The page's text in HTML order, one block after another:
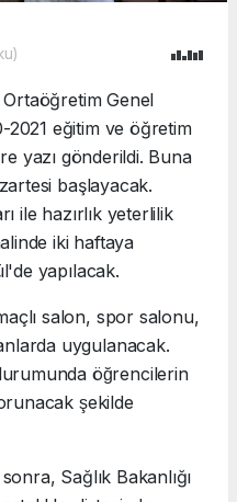
Ortaöğretim Genel
eğitim ve öğretim
yazı gönderildi. Buna
başlayacak.
ile hazırlık yeterlilik
iki haftaya
yapılacak.
salon, spor salonu,
uygulanacak.
öğrencilerin
şekilde
Sağlık Bakanlığı